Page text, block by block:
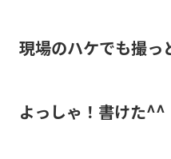
現場のハケでも撮
よっしゃ！書けた^^